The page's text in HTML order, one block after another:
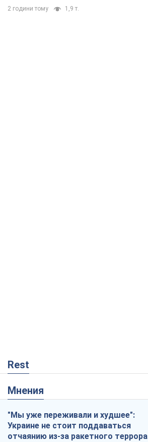
2 години тому 1,9 т.
Rest
Мнения
"Мы уже переживали и худшее":
Украине не стоит поддаваться
отчаянию из-за ракетного террора